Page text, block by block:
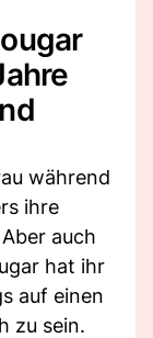
während
ihre
auch
hat ihr
auf einen
zu sein.